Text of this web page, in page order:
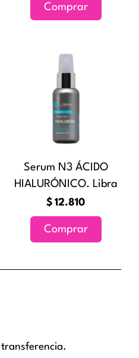
Comprar
Serum N3 ÁCIDO
HIALURÓNICO. Libra
$ 12.810
Comprar